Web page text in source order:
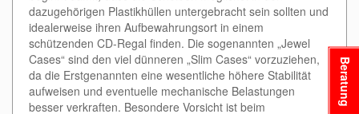
dazugehörigen Plastikhüllen untergebracht sein sollten und
idealerweise ihren Aufbewahrungsort in einem
schützenden CD-Regal finden. Die sogenannten „Jewel
Cases“ sind den viel dünneren „Slim Cases“ vorzuziehen,
da die Erstgenannten eine wesentliche höhere Stabilität
aufweisen und eventuelle mechanische Belastungen
besser verkraften. Besondere Vorsicht ist beim
Beratung